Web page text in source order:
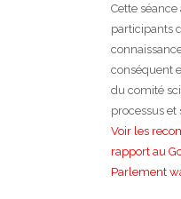
Cette
participants
conséquent
du comité
processus et
Voir les
rapport au
Parlement